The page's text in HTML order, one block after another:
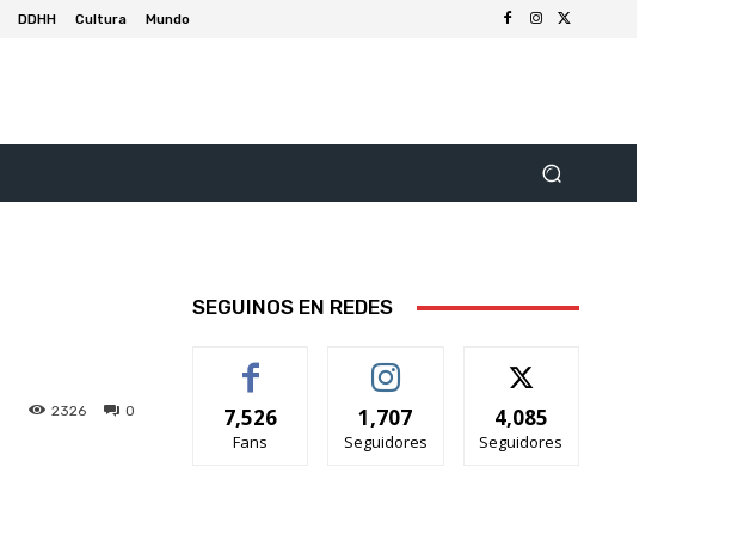
DDHH Cultura Mundo
0
2326
SEGUINOS EN REDES
7,526
Fans
1,707
Seguidores
4,085
Seguidores